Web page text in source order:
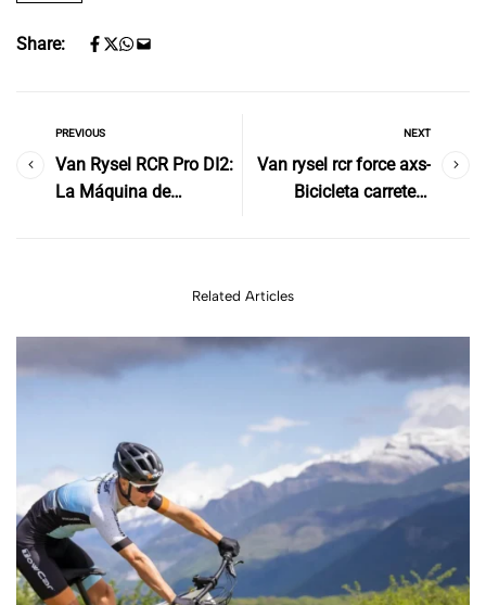
Share:
PREVIOUS
Van Rysel RCR Pro DI2:
La Máquina de
NEXT
Van rysel rcr force axs-
Bicicleta carretera
Related Articles